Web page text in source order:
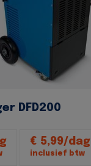
DFD200
€ 5,99/dag
inclusief btw